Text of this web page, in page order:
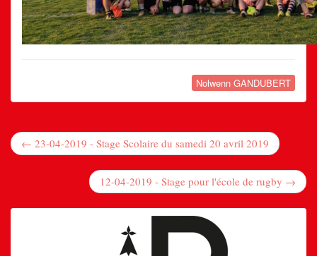
Nolwenn GANDUBERT
← 23-04-2019 - Stage Scolaire du samedi 20 avril 2019
12-04-2019 - Stage pour l'école de rugby →